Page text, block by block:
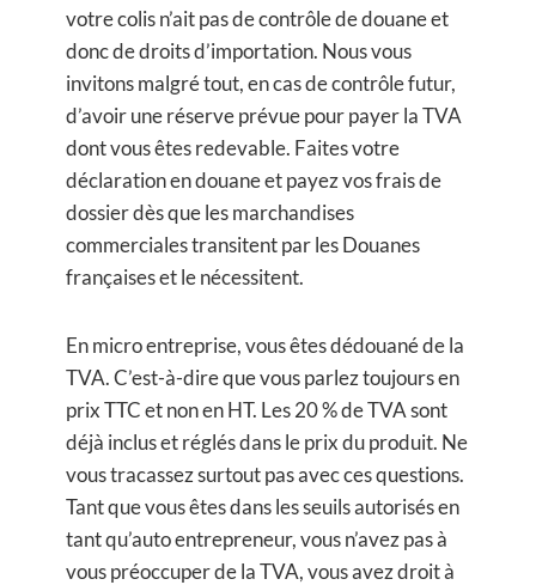
votre colis n’ait pas de contrôle de douane et
donc de droits d’importation. Nous vous
invitons malgré tout, en cas de contrôle futur,
d’avoir une réserve prévue pour payer la TVA
dont vous êtes redevable. Faites votre
déclaration en douane et payez vos frais de
dossier dès que les marchandises
commerciales transitent par les Douanes
françaises et le nécessitent.
En micro entreprise, vous êtes dédouané de la
TVA. C’est-à-dire que vous parlez toujours en
prix TTC et non en HT. Les 20 % de TVA sont
déjà inclus et réglés dans le prix du produit. Ne
vous tracassez surtout pas avec ces questions.
Tant que vous êtes dans les seuils autorisés en
tant qu’auto entrepreneur, vous n’avez pas à
vous préoccuper de la TVA, vous avez droit à